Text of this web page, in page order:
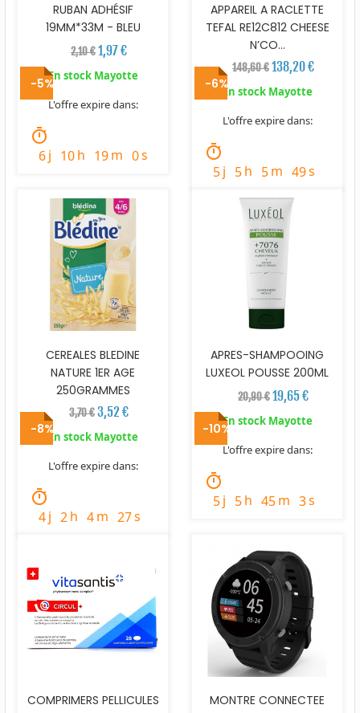
RUBAN ADHÉSIF
19MM*33M - BLEU
2,10 €1,97 €
En stock Mayotte
L'offre expire dans:
timer
6j 10h 19m 58
APPAREIL A RACLETTE
TEFAL RE12C812 CHEESE
N’CO...
148,60 €138,20 €
En stock Mayotte
L'offre expire dans:
timer
5j 5h 5m 48s
-5%
CEREALES BLEDINE
NATURE 1ER AGE
250GRAMMES
3,70 €3,52 €
En stock Mayotte
L'offre expire dans:
timer
4j 2h 4m 26s
-6%
APRES-SHAMPOOING
LUXEOL POUSSE 200ML
20,90 €19,65 €
En stock Mayotte
L'offre expire dans:
timer
5j 5h 45m 2s
-8%
COMPRIMERS PELLICULES
-10%
MONTRE CONNECTEE